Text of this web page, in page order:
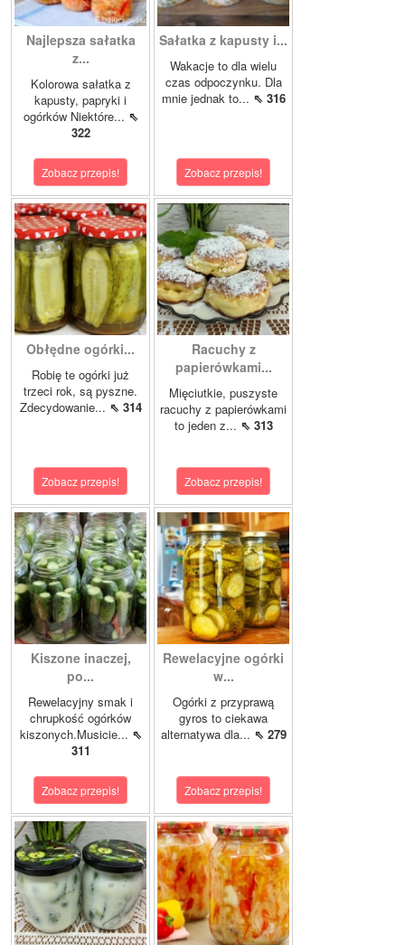
Najlepsza sałatka
z...
Kolorowa sałatka z
kapusty, papryki i
ogórków Niektóre... ⇖
322
Zobacz przepis!
Sałatka z kapusty i...
Wakacje to dla wielu
czas odpoczynku. Dla
mnie jednak to... ⇖ 316
Zobacz przepis!
Obłędne ogórki...
Robię te ogórki już
trzeci rok, są pyszne.
Zdecydowanie... ⇖ 314
Zobacz przepis!
Racuchy z
papierówkami...
Mięciutkie, puszyste
racuchy z papierówkami
to jeden z... ⇖ 313
Zobacz przepis!
Kiszone inaczej,
po...
Rewelacyjny smak i
chrupkość ogórków
kiszonych.Musicie... ⇖
311
Zobacz przepis!
Rewelacyjne ogórki
w...
Ogórki z przyprawą
gyros to ciekawa
alternatywa dla... ⇖ 279
Zobacz przepis!